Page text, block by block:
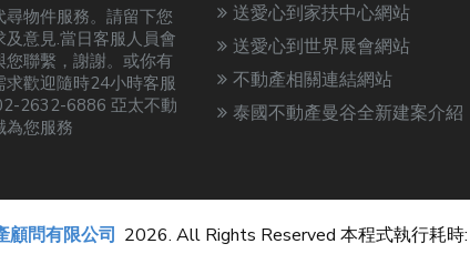
尋物件服務。請留下您
及意見.當日客服人員會
您聯繫，謝謝。或你有
求歡迎隨時24小時客服
2632-6886 亞太不動
為您服務
送愛心到家扶中心網站
送愛心到世界展會網站
不動產相關連結網站
泰國不動產曼谷全新建案介紹
顧問有限公司 2026. All Rights Reserved 本程式執行耗